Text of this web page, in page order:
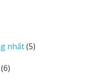
nhất 55
66